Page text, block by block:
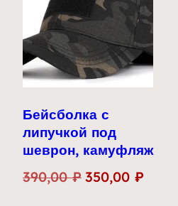
Бейсболка с
липучкой под
шеврон, камуфляж
390,00₽ Первоначальная
350,00 ₽